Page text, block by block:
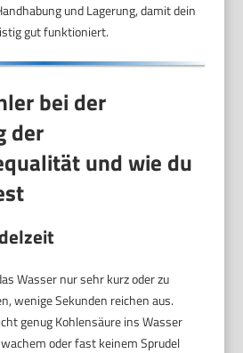
und Lagerung, damit dein
gut funktioniert.
bei der
der
und wie du
Wasser nur sehr kurz oder zu
wenige Sekunden reichen aus.
genug Kohlensäure ins Wasser
oder fast keinem Sprudel